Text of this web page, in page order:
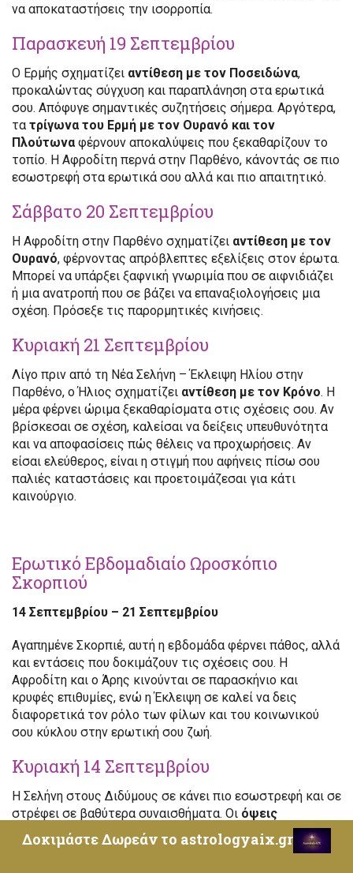
να αποκαταστήσεις την ισορροπία.
Παρασκευή 19 Σεπτεμβρίου
Ο Ερμής σχηματίζει αντίθεση με τον Ποσειδώνα,
προκαλώντας σύγχυση και παραπλάνηση στα ερωτικά
σου. Απόφυγε σημαντικές συζητήσεις σήμερα. Αργότερα,
τα τρίγωνα του Ερμή με τον Ουρανό και τον
Πλούτωναφέρνουν αποκαλύψεις που ξεκαθαρίζουν το
τοπίο. Η Αφροδίτη περνά στην Παρθένο, κάνοντάς σε πιο
εσωστρεφή στα ερωτικά σου αλλά και πιο απαιτητικό.
Σάββατο 20 Σεπτεμβρίου
Η Αφροδίτη στην Παρθένο σχηματίζει αντίθεση με τον
Ουρανό, φέρνοντας απρόβλεπτες εξελίξεις στον έρωτα.
Μπορεί να υπάρξει ξαφνική γνωριμία που σε αιφνιδιάζει
ή μια ανατροπή που σε βάζει να επαναξιολογήσεις μια
σχέση. Πρόσεξε τις παρορμητικές κινήσεις.
Κυριακή 21 Σεπτεμβρίου
Λίγο πριν από τη Νέα Σελήνη – Έκλειψη Ηλίου στην
Παρθένο, ο Ήλιος σχηματίζει αντίθεση με τον Κρόνο. Η
μέρα φέρνει ώριμα ξεκαθαρίσματα στις σχέσεις σου. Αν
βρίσκεσαι σε σχέση, καλείσαι να δείξεις υπευθυνότητα
και να αποφασίσεις πώς θέλεις να προχωρήσεις. Αν
είσαι ελεύθερος, είναι η στιγμή που αφήνεις πίσω σου
παλιές καταστάσεις και προετοιμάζεσαι για κάτι
καινούργιο.
Ερωτικό Εβδομαδιαίο Ωροσκόπιο
Σκορπιού
14 Σεπτεμβρίου – 21 Σεπτεμβρίου
Αγαπημένε Σκορπιέ, αυτή η εβδομάδα φέρνει πάθος, αλλά
και εντάσεις που δοκιμάζουν τις σχέσεις σου. Η
Αφροδίτη και ο Άρης κινούνται σε παρασκήνιο και
κρυφές επιθυμίες, ενώ η Έκλειψη σε καλεί να δεις
διαφορετικά τον ρόλο των φίλων και του κοινωνικού
σου κύκλου στην ερωτική σου ζωή.
Κυριακή 14 Σεπτεμβρίου
Η Σελήνη στους Διδύμους σε κάνει πιο εσωστρεφή και σε
στρέφει σε βαθύτερα συναισθήματα. Οι όψεις
τετραγώνου με τον Ήλιο και τον Ερμή
από την
Παρθένο μπορεί να φέρουν παρεξηγήσεις με φίλους που
Δοκιμάστε Δωρεάν το astrologyaix.gr